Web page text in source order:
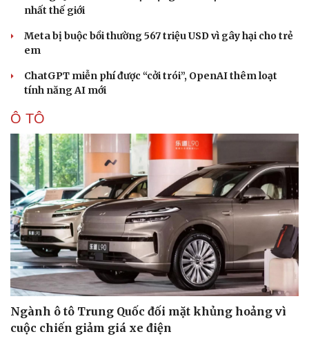
Sức khỏe
Dinh dưỡng - món ngon
Đời sống
Nhà đẹp
nhất thế giới
Meta bị buộc bồi thường 567 triệu USD vì gây hại cho trẻ
em
ChatGPT miễn phí được “cởi trói”, OpenAI thêm loạt
tính năng AI mới
Ô TÔ
Ngành ô tô Trung Quốc đối mặt khủng hoảng vì
cuộc chiến giảm giá xe điện